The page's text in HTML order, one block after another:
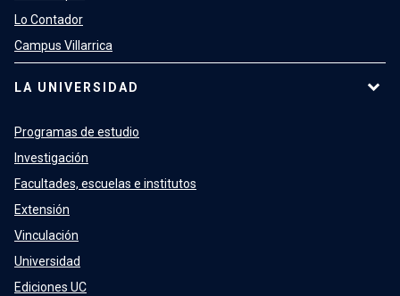
Lo Contador
Campus Villarrica
LA UNIVERSIDAD
Programas de estudio
Investigación
Facultades, escuelas e institutos
Extensión
Vinculación
Universidad
Ediciones UC